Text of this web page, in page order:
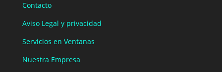
Contacto
Aviso Legal y privacidad
Servicios en Ventanas
Nuestra Empresa